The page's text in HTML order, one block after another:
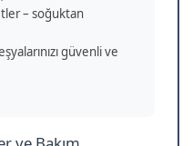
– soğuktan
güvenli ve